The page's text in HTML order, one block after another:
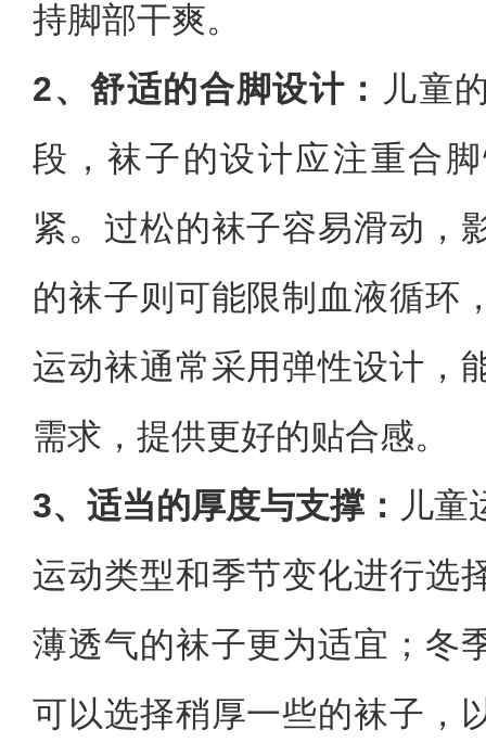
持脚部干爽。
2、舒适的合脚设计： 儿童
段，袜子的设计应注重合
紧。过松的袜子容易滑动，
的袜子则可能限制血液循环
运动袜通常采用弹性设计，
需求，提供更好的贴合感。
3、适当的厚度与支撑： 儿童
运动类型和季节变化进行选
薄透气的袜子更为适宜；冬
可以选择稍厚一些的袜子，